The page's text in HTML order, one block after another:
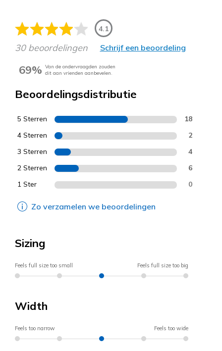
4.1
30 beoordelingen Schrijf een beoordeling
69% Van de ondervraagden zouden
dit aan vrienden aanbevelen.
Beoordelingsdistributie
5 Sterren 18
4 Sterren 2
3 Sterren 4
2 Sterren 6
1 Ster 0
Zo verzamelen we beoordelingen
Sizing
Feels full size too small Feels full size too big
Width
Feels too narrow Feels too wide